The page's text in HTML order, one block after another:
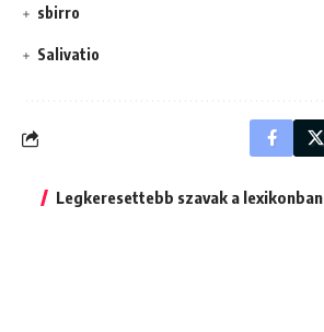
sbirro
Salivatio
Legkeresettebb szavak a lexikonban